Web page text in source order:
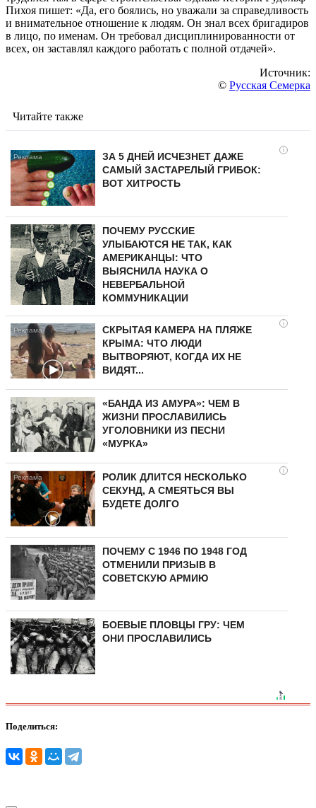
Пихоя пишет: «Да, его боялись, но уважали за справедливость
и внимательное отношение к людям. Он знал всех бригадиров
в лицо, по именам. Он требовал дисциплинированности от
всех, он заставлял каждого работать с полной отдачей».
Источник:
© Русская Семерка
Читайте также
i
ЗА 5 ДНЕЙ ИСЧЕЗНЕТ ДАЖЕ
САМЫЙ ЗАСТАРЕЛЫЙ ГРИБОК:
ВОТ ХИТРОСТЬ
ПОЧЕМУ РУССКИЕ
УЛЫБАЮТСЯ НЕ ТАК, КАК
АМЕРИКАНЦЫ: ЧТО
ВЫЯСНИЛА НАУКА О
НЕВЕРБАЛЬНОЙ
КОММУНИКАЦИИ
i
СКРЫТАЯ КАМЕРА НА ПЛЯЖЕ
КРЫМА: ЧТО ЛЮДИ
ВЫТВОРЯЮТ, КОГДА ИХ НЕ
ВИДЯТ...
«БАНДА ИЗ АМУРА»: ЧЕМ В
ЖИЗНИ ПРОСЛАВИЛИСЬ
УГОЛОВНИКИ ИЗ ПЕСНИ
«МУРКА»
i
РОЛИК ДЛИТСЯ НЕСКОЛЬКО
СЕКУНД, А СМЕЯТЬСЯ ВЫ
БУДЕТЕ ДОЛГО
ПОЧЕМУ С 1946 ПО 1948 ГОД
ОТМЕНИЛИ ПРИЗЫВ В
СОВЕТСКУЮ АРМИЮ
БОЕВЫЕ ПЛОВЦЫ ГРУ: ЧЕМ
ОНИ ПРОСЛАВИЛИСЬ
Поделиться: